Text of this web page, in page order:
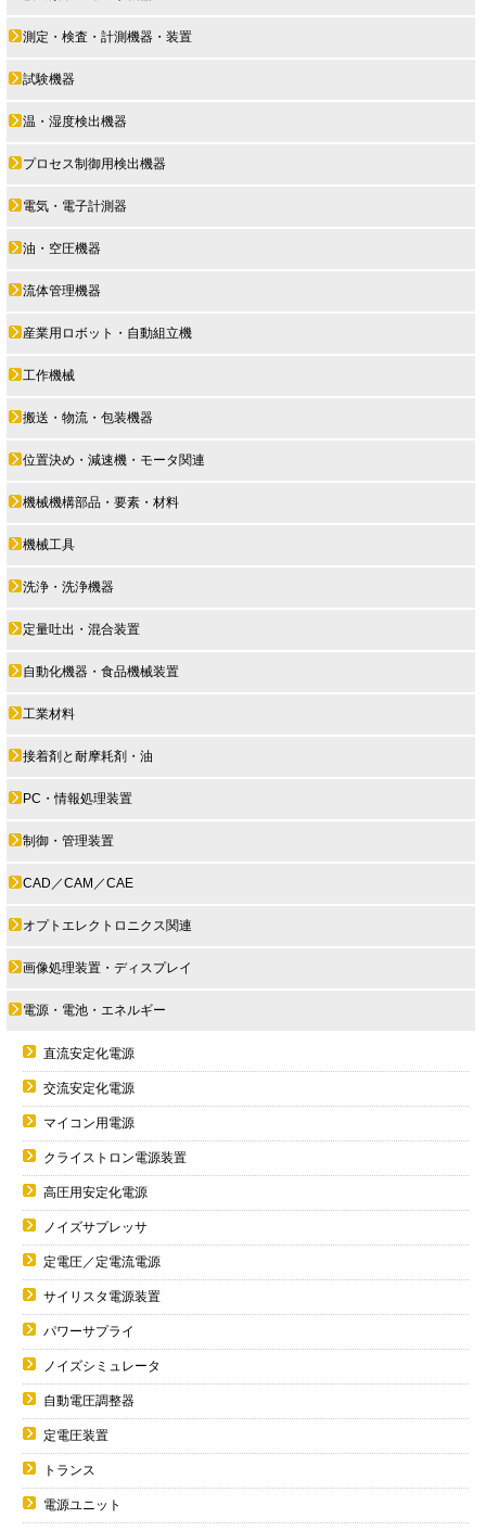
測定・検査・計測機器・装置
試験機器
温・湿度検出機器
プロセス制御用検出機器
電気・電子計測器
油・空圧機器
流体管理機器
産業用ロボット・自動組立機
工作機械
搬送・物流・包装機器
位置決め・減速機・モータ関連
機械機構部品・要素・材料
機械工具
洗浄・洗浄機器
定量吐出・混合装置
自動化機器・食品機械装置
工業材料
接着剤と耐摩耗剤・油
PC・情報処理装置
制御・管理装置
CAD／CAM／CAE
オプトエレクトロニクス関連
画像処理装置・ディスプレイ
電源・電池・エネルギー
直流安定化電源
交流安定化電源
マイコン用電源
クライストロン電源装置
高圧用安定化電源
ノイズサプレッサ
定電圧／定電流電源
サイリスタ電源装置
パワーサプライ
ノイズシミュレータ
自動電圧調整器
定電圧装置
トランス
電源ユニット